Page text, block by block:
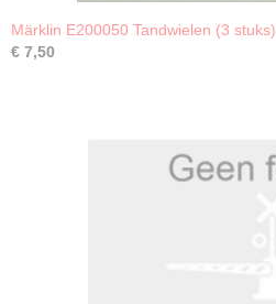
Märklin E200050 Tandwielen (3 stuks)
€ 7,50